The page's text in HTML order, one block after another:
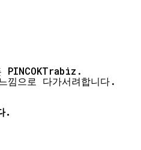
PINCOKTrabiz.
낌으로 다가서려합니다.
.